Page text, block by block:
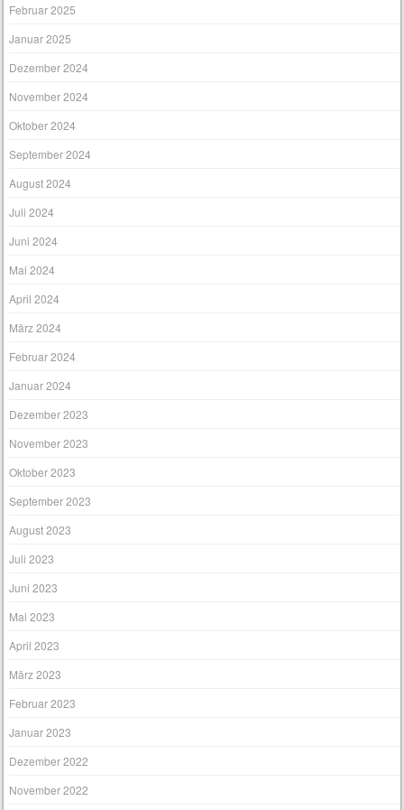
Februar 2025
Januar 2025
Dezember 2024
November 2024
Oktober 2024
September 2024
August 2024
Juli 2024
Juni 2024
Mai 2024
April 2024
März 2024
Februar 2024
Januar 2024
Dezember 2023
November 2023
Oktober 2023
September 2023
August 2023
Juli 2023
Juni 2023
Mai 2023
April 2023
März 2023
Februar 2023
Januar 2023
Dezember 2022
November 2022